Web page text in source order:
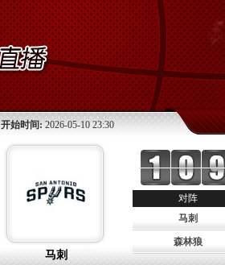
开始时间: 2026-05-10 23:30
马刺
对阵
马刺
森林狼